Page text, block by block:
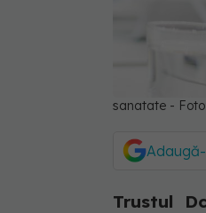
sanatate -
Trustul